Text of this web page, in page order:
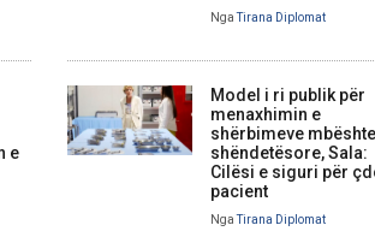
NgaTirana Diplomat
e
Model i ri publik për
menaxhimin e
shërbimeve
shëndetësore, Sala:
Cilësi e siguri për
pacient
NgaTirana Diplomat